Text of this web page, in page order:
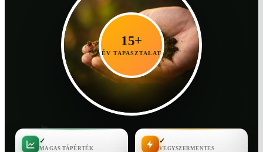
15+
ÉV TAPASZTALAT
✓
MAGAS TÁPÉRTÉK
✓
VEGYSZERMENTES